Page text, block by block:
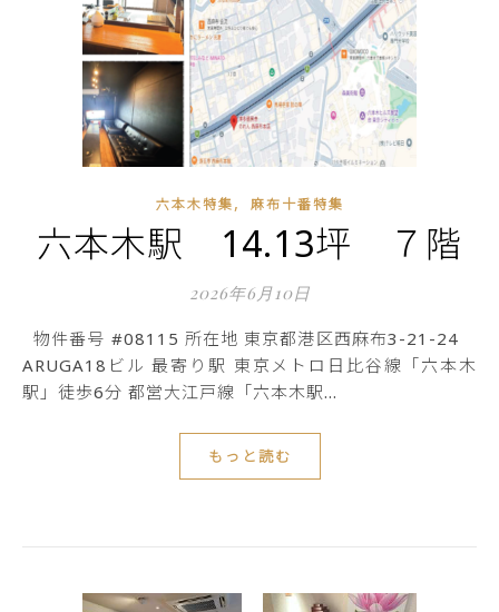
六本木特集, 麻布十番特集
六本木駅 14.13坪 ７階
2026年6月10日
物件番号 #08115 所在地 東京都港区西麻布3-21-24
ARUGA18ビル 最寄り駅 東京メトロ日比谷線「六本木
駅」徒歩6分 都営大江戸線「六本木駅…
もっと読む